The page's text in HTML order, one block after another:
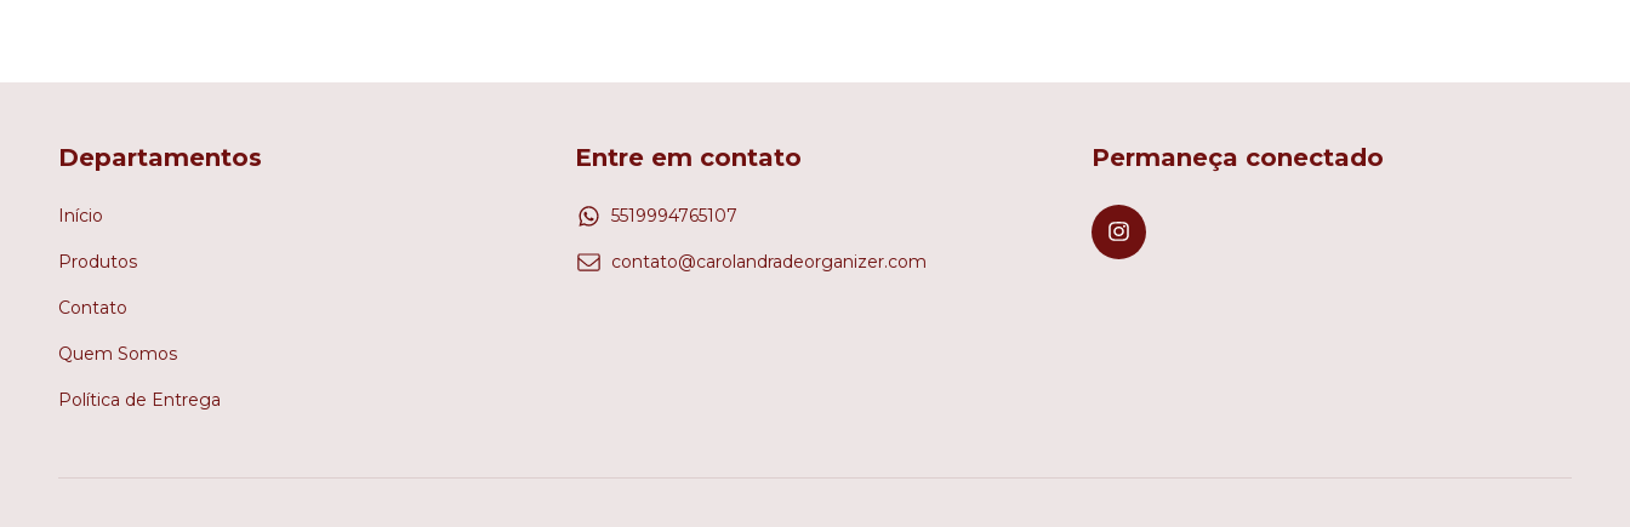
Departamentos
Início
Produtos
Contato
Quem Somos
Política de Entrega
Entre em contato
5519994765107
contato@carolandradeorganizer.com
Permaneça conectado